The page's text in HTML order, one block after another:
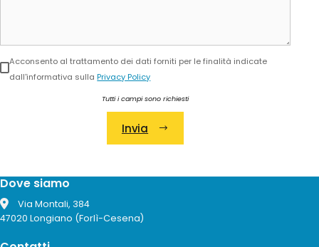
Acconsento al trattamento dei dati forniti per le finalità indicate
dall'informativa sullaPrivacy Policy
Tutti i campi sono richiesti
Invia
Dove siamo
Via Montali, 384
47020 Longiano (Forlì-Cesena)